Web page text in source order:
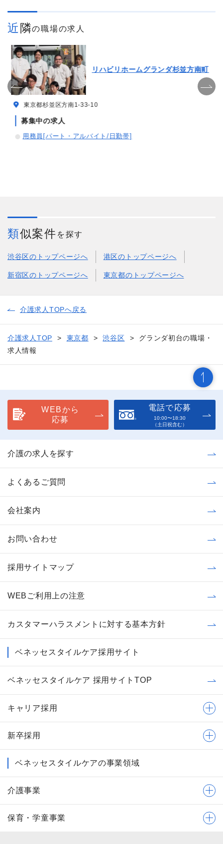
近隣の職場の求人
リハビリホームグランダ杉並方南町
東京都杉並区方南1-33-10
募集中の求人
用務員[パート・アルバイト/日勤帯]
類似案件 を探す
渋谷区のトップページへ 港区のトップページへ
新宿区のトップページへ 東京都のトップページへ
介護求人TOPへ戻る
介護求人TOP 東京都 渋谷区
グランダ初台の職場・
求人情報
WEBから
応募
電話で応募
10:00〜18:30
（土日祝含む）
介護の求人を探す
よくあるご質問
会社案内
お問い合わせ
採用サイトマップ
WEBご利用上の注意
カスタマーハラスメントに対する基本方針
ベネッセスタイルケア採用サイト
ベネッセスタイルケア 採用サイトTOP
キャリア採用
新卒採用
ベネッセスタイルケアの事業領域
介護事業
保育・学童事業